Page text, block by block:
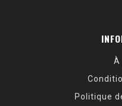
À
Politique